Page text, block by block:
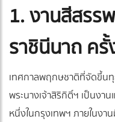
1. งานสีสรร
ราชินีนาถ ค
เทศกาลพฤกษชาติที่จัดขึ้น
พระนางเจ้าสิริกิติ์ฯ เป็นงา
หนึ่งในกรุงเทพฯ ภายในงา